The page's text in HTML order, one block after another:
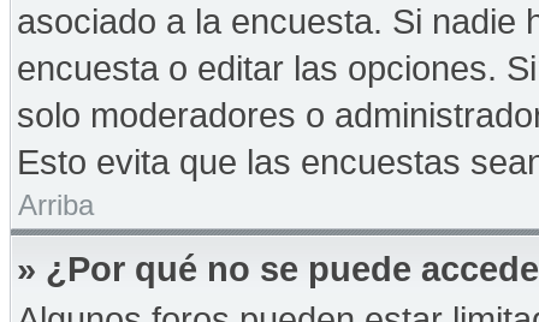
asociado a la encuesta. Si nadie
encuesta o editar las opciones.
solo moderadores o
Esto evita que las encuestas
Arriba
» ¿Por qué no se puede